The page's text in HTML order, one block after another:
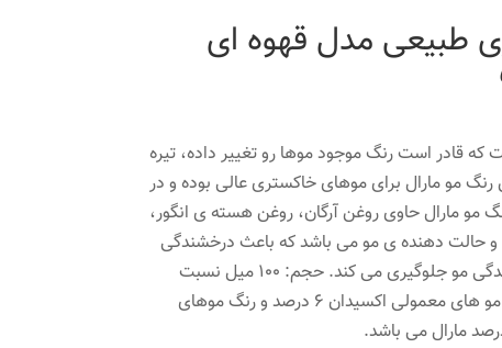
طبیعی مدل قهوه ای
قادر است رنگ موجود موها رو تغییر داده، تیره
مو مارال برای موهای خاکستری عالی بوده و در
مو مارال حاوی روغن آرگان، روغن هسته ی انگور،
و حالت دهنده ی مو می باشد که باعث درخشندگی
مو شده و از خشک شدن و شکنندگی مو جلوگیری می کند. حجم: ۱۰۰ میل نسبت
درصد ترکیب ۱ به ۱/۵ برای رنگ مو های معمولی اکسیدان ۶ درصد و رنگ موهای